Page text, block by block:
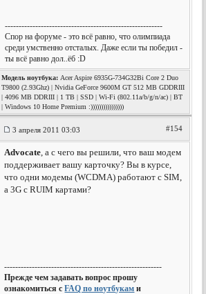
---------------------------------------------------------
Спор на форуме - это всё равно, что олимпиада
среди умственно отсталых. Даже если ты победил -
ты всё равно дол..ёб :D
Модель ноутбука: Acer Aspire 6935G-734G32Bi Core 2 Duo
T9800 (2.93Ghz) | Nvidia GeForce 9600M GT 512 MB GDDRIII
| 4096 MB DDRIII | 1 TB | SSD | Wi-Fi (802.11a/b/g/n/ac) | BT
| Windows 10 Home Premium :))))))))))))))))
3 апреля 2011 03:03 #154
Advocate, а с чего вы решили, что ваш модем
поддерживает вашу карточку? Вы в курсе,
что одни модемы (WCDMA) работают с SIM,
а 3G с RUIM картами?
---------------------------------------------------------
Прежде чем задавать вопрос прошу
ознакомиться сFAQ по ноутбукам и